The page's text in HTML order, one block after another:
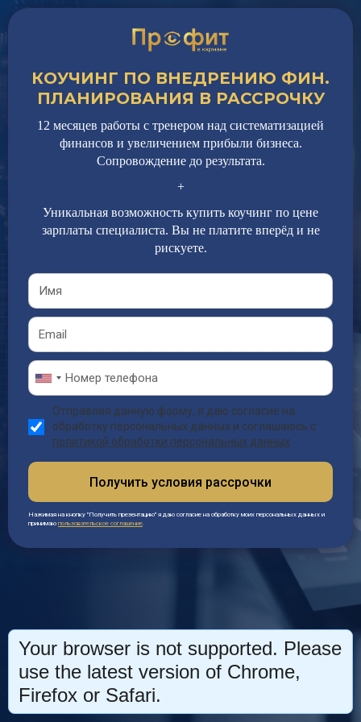
КОУЧИНГ ПО ВНЕДРЕНИЮ ФИН.
ПЛАНИРОВАНИЯ В РАССРОЧКУ
12 месяцев работы с тренером над систематизацией
финансов и увеличением прибыли бизнеса.
Сопровождение до результата.
+
Уникальная возможность купить коучинг по цене
зарплаты специалиста. Вы не платите вперёд и не
рискуете.
Отправляя данную форму, я даю согласие на
обработку персональных данных и соглашаюсь с
политикой обработки персональных данных
Получить условия рассрочки
Нажимая на кнопку "Получить презентацию" я даю согласие на обработку моих персональных данных и
принимаю пользовательское соглашение.
Your browser is not supported. Please
use the latest version of Chrome,
Firefox or Safari.